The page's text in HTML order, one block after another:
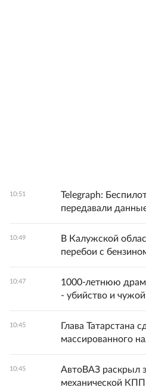
10:51
Telegraph:
передавали
10:49
В Калужской
перебои с
10:47
1000-летнюю
- убийство и
10:45
Глава Татарстана
массированного
10:45
АвтоВАЗ раскрыл
механической КПП